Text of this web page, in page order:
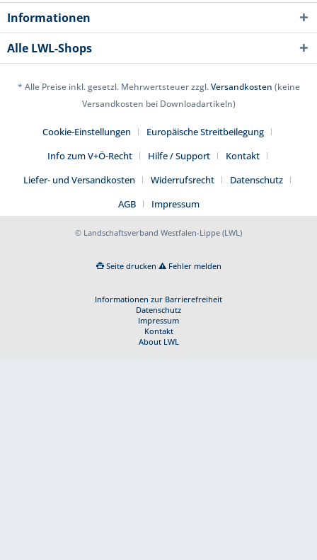
Informationen
Alle LWL-Shops
* Alle Preise inkl. gesetzl. Mehrwertsteuer zzgl.Versandkosten (keine
Versandkosten bei Downloadartikeln)
Cookie-Einstellungen
Europäische Streitbeilegung
Info zum V+Ö-Recht
Hilfe / Support
Kontakt
Liefer- und Versandkosten
Widerrufsrecht
Datenschutz
AGB
Impressum
© Landschaftsverband Westfalen-Lippe (LWL)
Seite drucken Fehler melden
Informationen zur Barrierefreiheit
Datenschutz
Impressum
Kontakt
About LWL